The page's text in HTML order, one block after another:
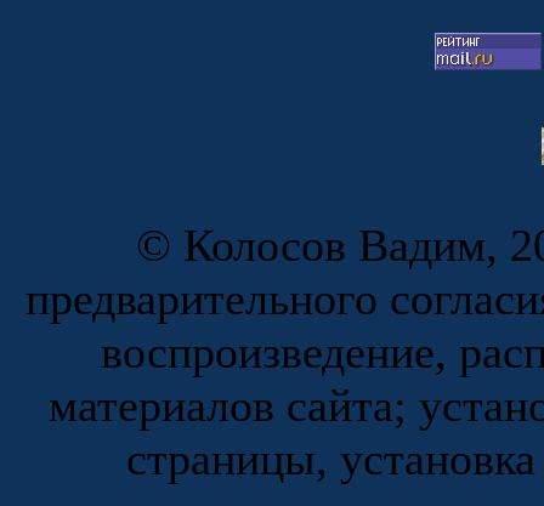
© Колосов Вадим,
предварительного
воспроизведение,
материалов сайта;
страницы,